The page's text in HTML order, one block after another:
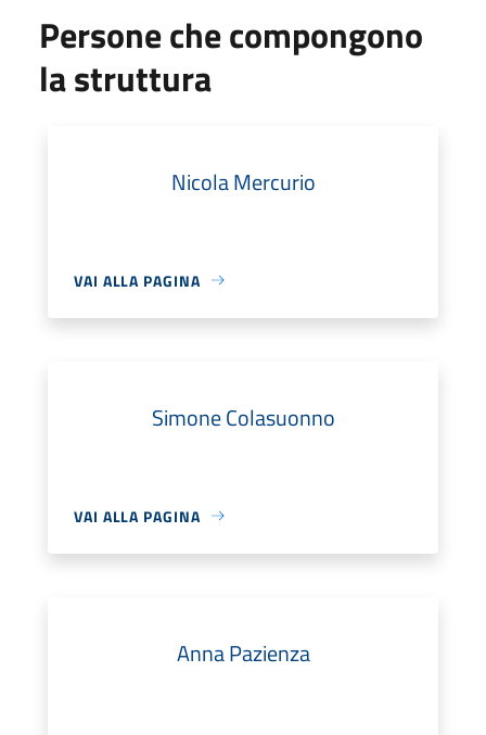
Persone che compongono
la struttura
Nicola Mercurio
VAI ALLA PAGINA
Simone Colasuonno
VAI ALLA PAGINA
Anna Pazienza